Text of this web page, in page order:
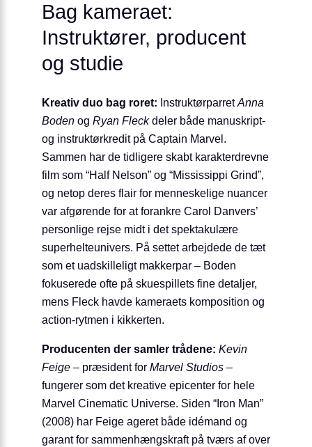
Bag kameraet:
Instruktører, producent
og studie
Kreativ duo bag roret: InstruktørparretAnna
Boden og Ryan Fleckdeler både manuskript-
og instruktørkredit på Captain Marvel.
Sammen har de tidligere skabt karakterdrevne
film som “Half Nelson” og “Mississippi Grind”,
og netop deres flair for menneskelige nuancer
var afgørende for at forankre Carol Danvers’
personlige rejse midt i det spektakulære
superhelteunivers. På settet arbejdede de tæt
som et uadskilleligt makkerpar – Boden
fokuserede ofte på skuespillets fine detaljer,
mens Fleck havde kameraets komposition og
action-rytmen i kikkerten.
Producenten der samler trådene: Kevin
Feige – præsident for Marvel Studios –
fungerer som det kreative epicenter for hele
Marvel Cinematic Universe. Siden “Iron Man”
(2008) har Feige ageret både idémand og
garant for sammenhængskraft på tværs af over